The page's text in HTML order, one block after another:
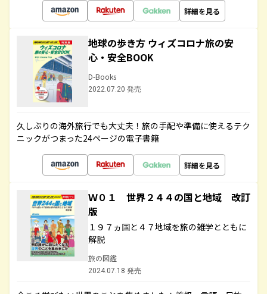
詳細を見る
地球の歩き方 ウィズコロナ旅の安
心・安全BOOK
D-Books
2022.07.20 発売
久しぶりの海外旅行でも大丈夫！旅の手配や準備に使えるテク
ニックがつまった24ページの電子書籍
詳細を見る
Ｗ０１ 世界２４４の国と地域 改訂
版
１９７ヵ国と４７地域を旅の雑学とともに
解説
旅の図鑑
2024.07.18 発売